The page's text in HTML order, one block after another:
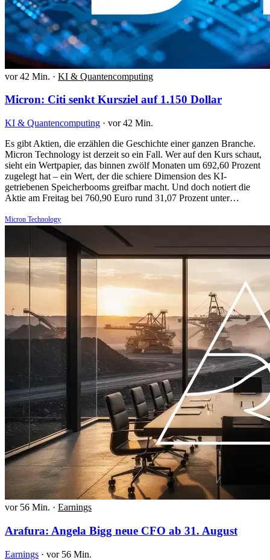
vor 42 Min. · KI & Quantencomputing
Micron: Citi senkt Kursziel auf 1.150 Dollar
KI & Quantencomputing · vor 42 Min.
Es gibt Aktien, die erzählen die Geschichte einer ganzen Branche.
Micron Technology ist derzeit so ein Fall. Wer auf den Kurs schaut,
sieht ein Wertpapier, das binnen zwölf Monaten um 692,60 Prozent
zugelegt hat – ein Wert, der die schiere Dimension des KI-
getriebenen Speicherbooms greifbar macht. Und doch notiert die
Aktie am Freitag bei 760,90 Euro rund 31,07 Prozent unter…
Micron Technology
vor 56 Min. · Earnings
Arafura: Angela Bigg neue CFO ab 31. August
Earnings · vor 56 Min.